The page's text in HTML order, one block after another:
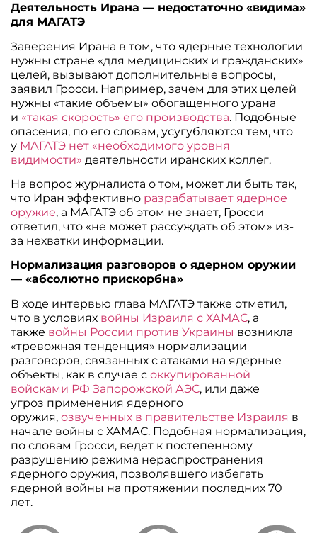
Деятельность Ирана — недостаточно «видима»
для МАГАТЭ
Заверения Ирана в том, что ядерные технологии
нужны стране «для медицинских и гражданских»
целей, вызывают дополнительные вопросы,
заявил Гросси. Например, зачем для этих целей
нужны «такие объемы» обогащенного урана
и «такая скорость» его производства. Подобные
опасения, по его словам, усугубляются тем, что
у МАГАТЭ нет «необходимого уровня
видимости» деятельности иранских коллег.
На вопрос журналиста о том, может ли быть так,
что Иран эффективно разрабатывает ядерное
оружие, а МАГАТЭ об этом не знает, Гросси
ответил, что «не может рассуждать об этом» из-
за нехватки информации.
Нормализация разговоров о ядерном оружии
— «абсолютно прискорбна»
В ходе интервью глава МАГАТЭ также отметил,
что в условиях войны Израиля с ХАМАС, а
также войны России против Украины возникла
«тревожная тенденция» нормализации
разговоров, связанных с атаками на ядерные
объекты, как в случае соккупированной
войсками РФ Запорожской АЭС, или даже
угроз применения ядерного
оружия,озвученных в правительстве Израиля в
начале войны с ХАМАС. Подобная нормализация,
по словам Гросси, ведет к постепенному
разрушению режима нераспространения
ядерного оружия, позволявшего избегать
ядерной войны на протяжении последних 70
лет.